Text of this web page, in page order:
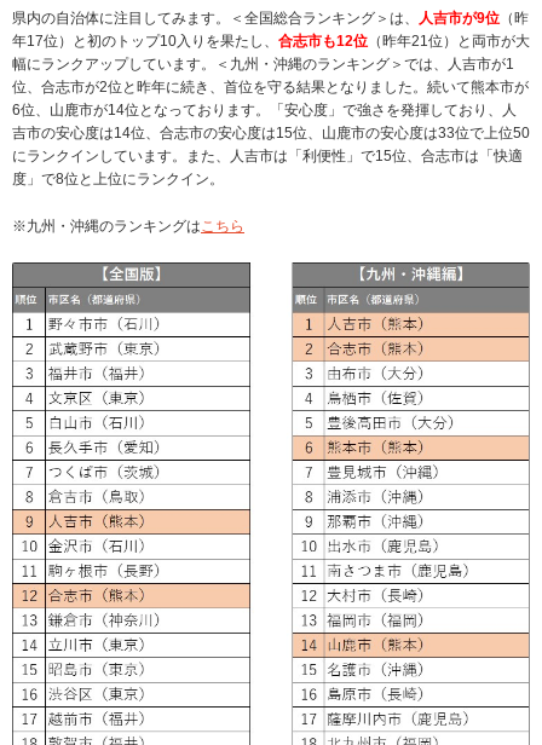
県内の自治体に注目してみます。＜全国総合ランキング＞は、 人吉市が9位 （昨
年17位）と初のトップ10入りを果たし、 合志市も12位 （昨年21位）と両市が大
幅にランクアップしています。＜九州・沖縄のランキング＞では、人吉市が1
位、合志市が2位と昨年に続き、首位を守る結果となりました。続いて熊本市が
6位、山鹿市が14位となっております。「安心度」で強さを発揮しており、人
吉市の安心度は14位、合志市の安心度は15位、山鹿市の安心度は33位で上位50
にランクインしています。また、人吉市は「利便性」で15位、合志市は「快適
度」で8位と上位にランクイン。
※九州・沖縄のランキングは こちら